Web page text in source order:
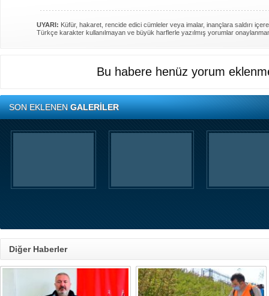
UYARI: Küfür, hakaret, rencide edici cümleler veya imalar, inançlara saldırı
Türkçe karakter kullanılmayan ve büyük harflerle yazılmış yorumlar
Bu habere henüz yorum
SON EKLENENGALERİLER
Diğer Haberler